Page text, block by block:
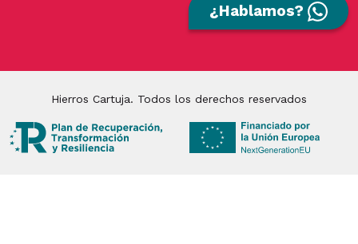
¿Hablamos?
Hierros Cartuja. Todos los derechos reservados